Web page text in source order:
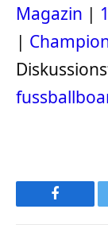
Magazin |
|